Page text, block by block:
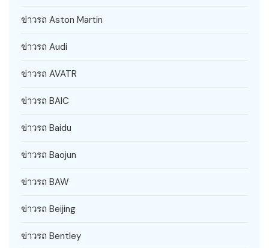
ข่าวรถ Aston Martin
ข่าวรถ Audi
ข่าวรถ AVATR
ข่าวรถ BAIC
ข่าวรถ Baidu
ข่าวรถ Baojun
ข่าวรถ BAW
ข่าวรถ Beijing
ข่าวรถ Bentley